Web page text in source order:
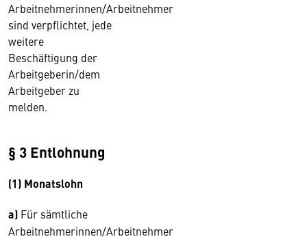
Arbeitnehmerinnen/Arbeitnehmer
sind verpflichtet, jede
weitere
Beschäftigung der
Arbeitgeberin/dem
Arbeitgeber zu
melden.
§ 3 Entlohnung
(1) Monatslohn
a) Für sämtliche
Arbeitnehmerinnen/Arbeitnehmer